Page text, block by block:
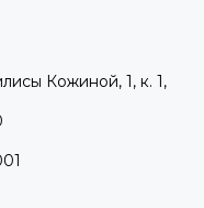
Кожиной, 1, к. 1,